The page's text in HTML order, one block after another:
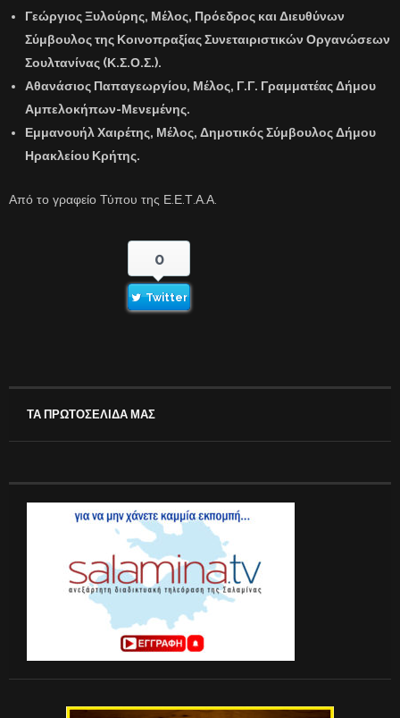
Γεώργιος Ξυλούρης, Μέλος, Πρόεδρος και Διευθύνων
Σύμβουλος της Κοινοπραξίας Συνεταιριστικών Οργανώσεων
Σουλτανίνας (Κ.Σ.Ο.Σ.).
Αθανάσιος Παπαγεωργίου, Μέλος, Γ.Γ. Γραμματέας Δήμου
Αμπελοκήπων-Μενεμένης.
Εμμανουήλ Χαιρέτης, Μέλος, Δημοτικός Σύμβουλος Δήμου
Ηρακλείου Κρήτης.
Από το γραφείο Τύπου της Ε.Ε.Τ.Α.Α.
0
Twitter
ΤΑ ΠΡΩΤΟΣΕΛΙΔΑ ΜΑΣ